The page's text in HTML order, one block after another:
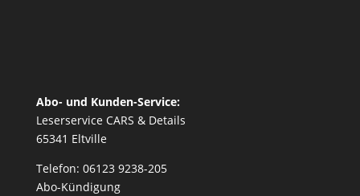
Abo- und Kunden-Service:
Leserservice CARS & Details
65341 Eltville
Telefon: 06123 9238-205
Abo-Kündigung